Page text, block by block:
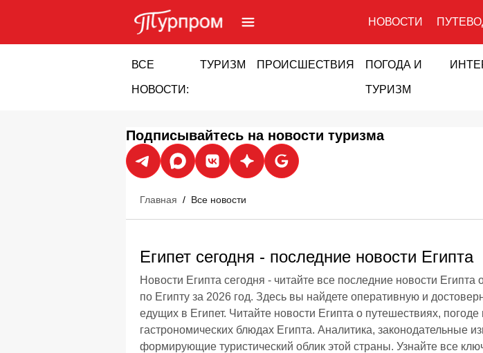
НОВОСТИ
ВСЕ
НОВОСТИ:
ТУРИЗМ ПРОИСШЕСТВИЯ ПОГОДА И
ТУРИЗМ
Подписывайтесь на новости туризма
Главная / Все новости
Египет сегодня - последние новости Египта
Новости Египта сегодня - читайте все последние новости
по Египту за 2026 год. Здесь вы найдете оперативную и
едущих в Египет. Читайте новости Египта о путешествиях,
гастрономических блюдах Египта. Аналитика, законодательные
формирующие туристический облик этой страны. Узнайте все